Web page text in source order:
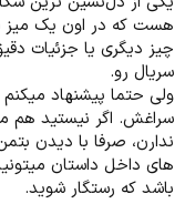
هست که در اون یک میز
چیز دیگری یا جزئیات
سریال رو.
ولی حتما پیشنهاد میکنم
سراغش. اگر نیستید هم
ندارن، صرفا با دیدن
های داخل داستان
باشد که رستگار شوید.